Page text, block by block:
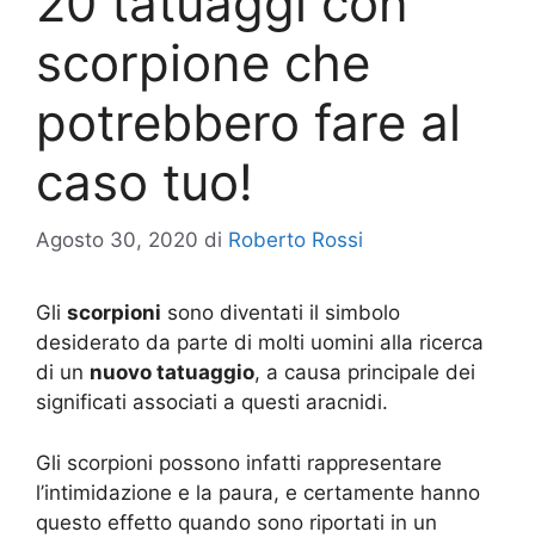
scorpione che
potrebbero fare al
caso tuo!
Agosto 30, 2020 di Roberto Rossi
Gli scorpioni sono diventati il simbolo
desiderato da parte di molti uomini alla ricerca
di un nuovo tatuaggio, a causa principale dei
significati associati a questi aracnidi.
Gli scorpioni possono infatti rappresentare
l’intimidazione e la paura, e certamente hanno
questo effetto quando sono riportati in un